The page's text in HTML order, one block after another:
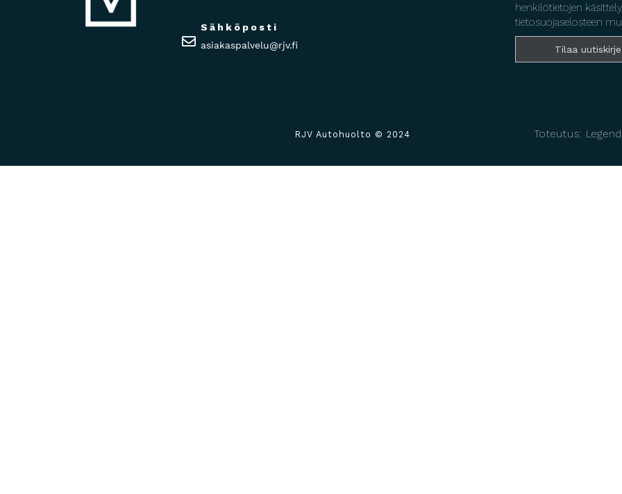
Sähköposti
asiakaspalvelu@rjv.fi
henkilötietojen
tietosuojaselosteen
RJV Autohuolto © 2024 Toteutus: